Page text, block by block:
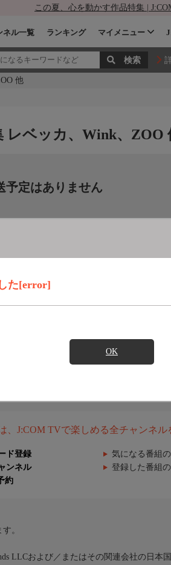
この夏、心を動かす作品特集 |
ネル一覧 ランキング マイメニュー
他
た[error]
OK
ベッカ、Wink、ZOO
予定はありません
、J:COM TVで楽しめる全チャンネル
ド登録 気になる番組の
ンネル 登録した番組
約
。
LLCおよび／またはその関連会社の日本